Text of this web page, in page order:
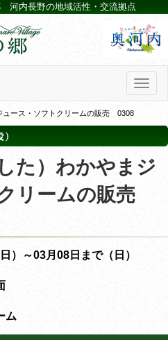
河内長野の地域活性・交流拠点
ュース・ソフトクリームの販売 0308
た）わかやまジ
リームの販売
）～03月08日まで（日）
ム